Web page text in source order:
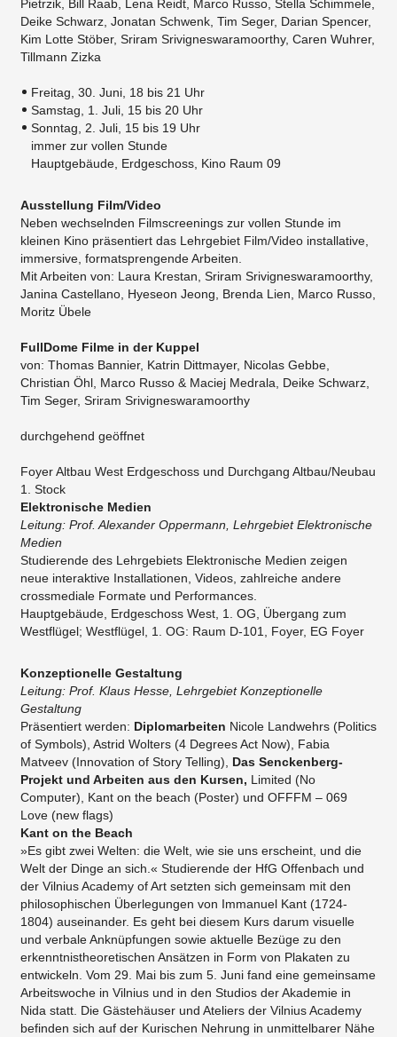
Pietrzik, Bill Raab, Lena Reidt, Marco Russo, Stella Schimmele,
Deike Schwarz, Jonatan Schwenk, Tim Seger, Darian Spencer,
Kim Lotte Stöber, Sriram Srivigneswaramoorthy, Caren Wuhrer,
Tillmann Zizka
Freitag, 30. Juni, 18 bis 21 Uhr
Samstag, 1. Juli, 15 bis 20 Uhr
Sonntag, 2. Juli, 15 bis 19 Uhr
immer zur vollen Stunde
Hauptgebäude, Erdgeschoss, Kino Raum 09
Ausstellung Film/Video
Neben wechselnden Filmscreenings zur vollen Stunde im
kleinen Kino präsentiert das Lehrgebiet Film/Video installative,
immersive, formatsprengende Arbeiten.
Mit Arbeiten von: Laura Krestan, Sriram Srivigneswaramoorthy,
Janina Castellano, Hyeseon Jeong, Brenda Lien, Marco Russo,
Moritz Übele
FullDome Filme in der Kuppel
von: Thomas Bannier, Katrin Dittmayer, Nicolas Gebbe,
Christian Öhl, Marco Russo & Maciej Medrala, Deike Schwarz,
Tim Seger, Sriram Srivigneswaramoorthy​
​durchgehend geöffnet
​Foyer Altbau West Erdgeschoss und Durchgang Altbau/Neubau
1. Stock
Elektronische Medien
Leitung: Prof. Alexander Oppermann, Lehrgebiet Elektronische
Medien
Studierende des Lehrgebiets Elektronische Medien zeigen
neue interaktive Installationen, Videos, zahlreiche andere
crossmediale Formate und Performances.
​Hauptgebäude, Erdgeschoss West, 1. OG, Übergang zum
Westflügel; Westflügel, 1. OG: Raum D-101, Foyer, EG Foyer
Konzeptionelle Gestaltung
Leitung: Prof. Klaus Hesse, Lehrgebiet Konzeptionelle
Gestaltung
Präsentiert werden: Diplomarbeiten Nicole Landwehrs (Politics
of Symbols), Astrid Wolters (4 Degrees Act Now), Fabia
Matveev (Innovation of Story Telling), Das Senckenberg-
Projekt und Arbeiten aus den Kursen, Limited (No
Computer), Kant on the beach (Poster) und OFFFM – 069
Love (new flags)
Kant on the Beach
»Es gibt zwei Welten: die Welt, wie sie uns erscheint, und die
Welt der Dinge an sich.« Studierende der HfG Offenbach und
der Vilnius Academy of Art setzten sich gemeinsam mit den
philosophischen Überlegungen von Immanuel Kant (1724-
1804) auseinander. Es geht bei diesem Kurs darum visuelle
und verbale Anknüpfungen sowie aktuelle Bezüge zu den
erkenntnistheoretischen Ansätzen in Form von Plakaten zu
entwickeln. Vom 29. Mai bis zum 5. Juni fand eine gemeinsame
Arbeitswoche in Vilnius und in den Studios der Akademie in
Nida statt. Die Gästehäuser und Ateliers der Vilnius Academy
befinden sich auf der Kurischen Nehrung in unmittelbarer Nähe